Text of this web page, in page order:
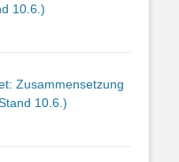
10.6.)
Zusammensetzung
10.6.)